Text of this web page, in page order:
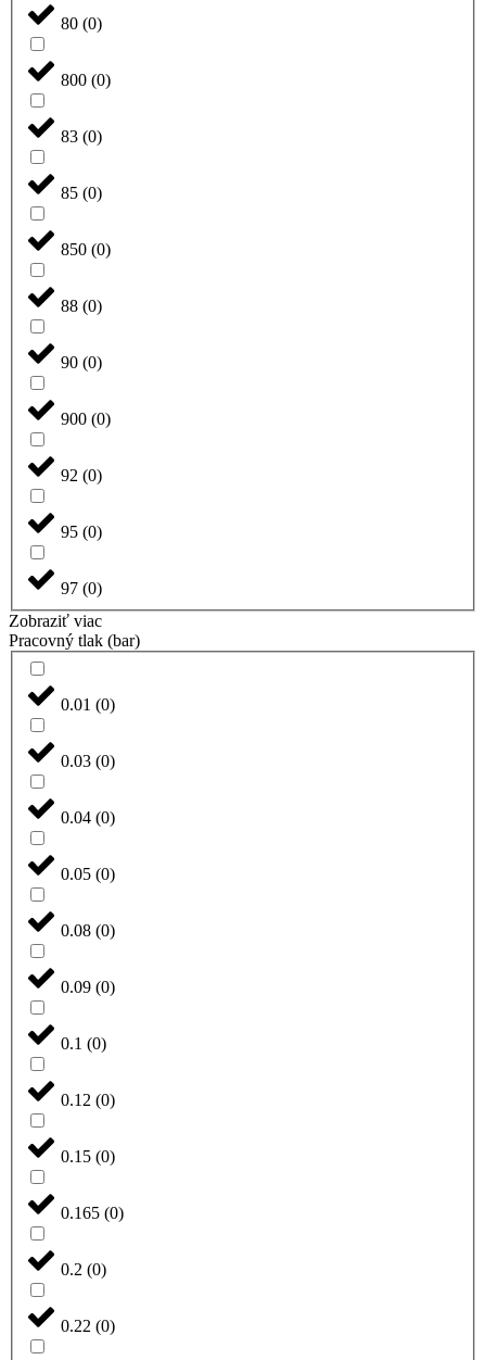
80 (0)
800 (0)
83 (0)
85 (0)
850 (0)
88 (0)
90 (0)
900 (0)
92 (0)
95 (0)
97 (0)
Zobraziť viac
Pracovný tlak (bar)
0.01 (0)
0.03 (0)
0.04 (0)
0.05 (0)
0.08 (0)
0.09 (0)
0.1 (0)
0.12 (0)
0.15 (0)
0.165 (0)
0.2 (0)
0.22 (0)